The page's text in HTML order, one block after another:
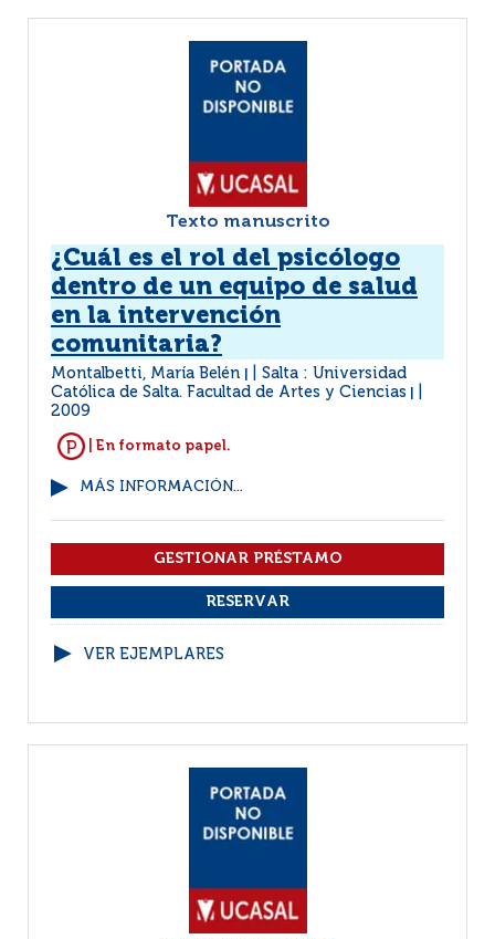
Texto manuscrito
¿Cuál es el rol del psicólogo
dentro de un equipo de salud
en la intervención
comunitaria?
Montalbetti, María Belén
Salta : Universidad
Católica de Salta. Facultad de Artes y Ciencias
2009
| En formato papel.
MÁS INFORMACIÓN...
VER EJEMPLARES